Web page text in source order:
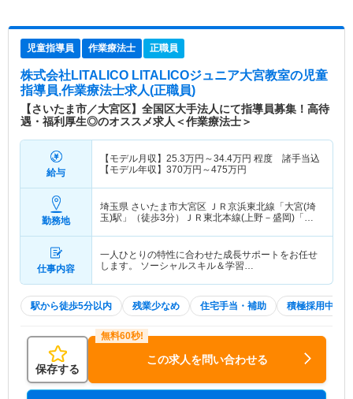
児童指導員 作業療法士 正職員
株式会社LITALICO LITALICOジュニア大宮教室の児童
指導員,作業療法士求人(正職員)
【さいたま市／大宮区】全国区大手法人にて指導員募集！高待
遇・福利厚生◎のオススメ求人＜作業療法士＞
給与
【モデル月収】 25.3万円～34.4万円 程度 諸手当込
【モデル年収】 370万円～475万円
勤務地
埼玉県 さいたま市大宮区 ＪＲ京浜東北線「大宮(埼
玉)駅」（徒歩3分）ＪＲ東北本線(上野－盛岡)「大
仕事内容
一人ひとりの特性に合わせた成長サポートをお任せ
します。 ソーシャルスキル＆学習…
駅から徒歩5分以内 残業少なめ 住宅手当・補助 積極採用中
保存する
この求人を問い合わせる